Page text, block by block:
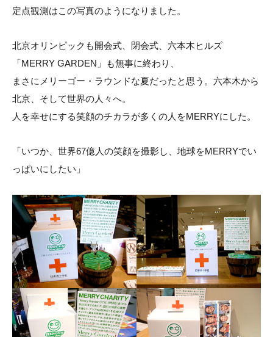
定点観測はこの写真のようになりました。
北京オリンピックも開会式、閉会式、六本木ヒルズ
「MERRY GARDEN」も無事に終わり、
まさにメリーゴー・ラウンドな夏だったと思う。六本木から
北京、そして世界の人々へ。
人を幸せにする笑顔のチカラが多くの人をMERRYにした。
「いつか、世界67億人の笑顔を撮影し、地球をMERRYでい
っぱいにしたい」